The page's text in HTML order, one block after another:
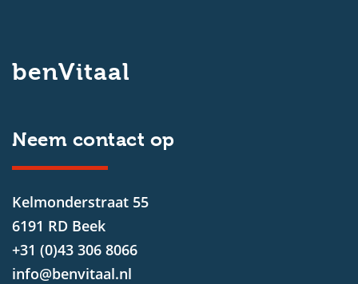
benVitaal
Neem contact op
Kelmonderstraat 55
6191 RD Beek
+31 (0)43 306 8066
info@benvitaal.nl